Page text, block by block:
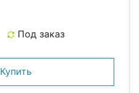
Под заказ
Купить